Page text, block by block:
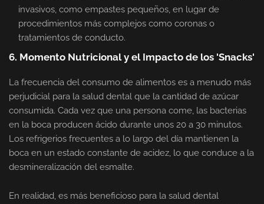
invasivos, como empastes pequeños, en lugar de
procedimientos más complejos como coronas o
tratamientos de conducto.
6. Momento Nutricional y el Impacto de los 'Snacks'
La frecuencia del consumo de alimentos es a menudo más
perjudicial para la salud dental que la cantidad de azúcar
consumida. Cada vez que una persona come, las bacterias
en la boca producen ácido durante unos 20 a 30 minutos.
Los refrigerios frecuentes a lo largo del día mantienen la
boca en un estado constante de acidez, lo que conduce a la
desmineralización del esmalte.
En realidad, es más beneficioso para la salud dental